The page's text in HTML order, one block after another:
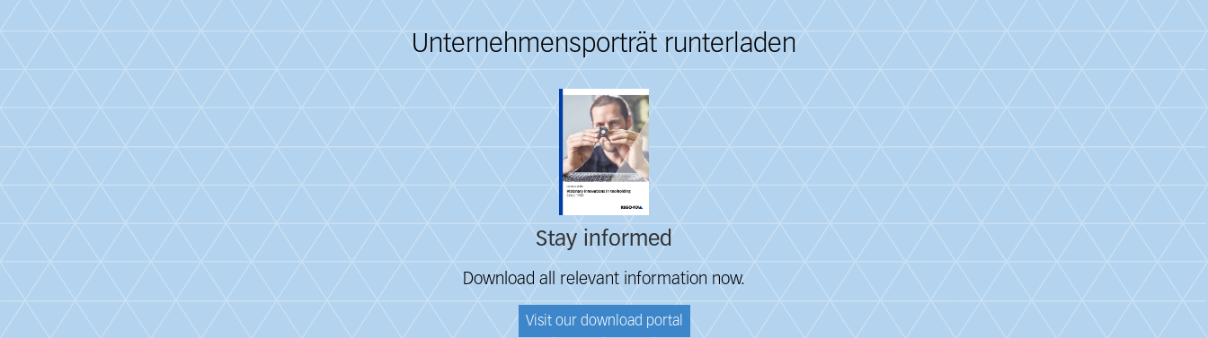
Unternehmensporträt runterladen
Stay informed
Download all relevant information now.
Visit our download portal